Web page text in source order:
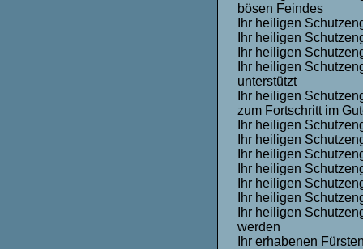
bösen Feindes
Ihr heiligen
Ihr heiligen
Ihr heiligen
Ihr heiligen
unterstützt
Ihr heiligen
zum Fortschritt im
Ihr heiligen
Ihr heiligen
Ihr heiligen
Ihr heiligen
Ihr heiligen
Ihr heiligen
Ihr heiligen
werden
Ihr erhabenen